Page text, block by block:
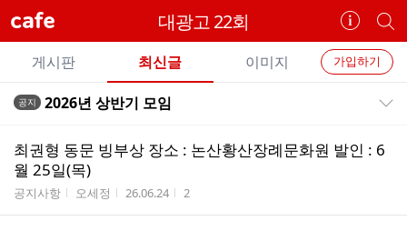
cafe 대광고 22회
카
페
정
보
개
별
카
페
검
카
페
메
뉴
가입하기
게시판 최신글 이미지
전
글
공지 2026년 상반기 모임
최권형 동문 빙부상 장소 : 논산황산장례문화원 발인 : 6
월 25일(목)
게시판명
공지사항 작성자
오세정 작성시간
26.06.24 조회수
2